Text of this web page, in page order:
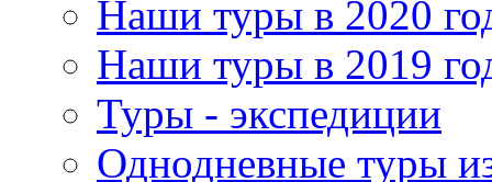
Наши туры в 2020
Наши туры в 2019
Туры - экспедиции
Однодневные туры